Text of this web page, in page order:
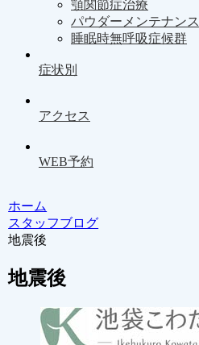
顎関節症治療
パウダーメンテナンス
睡眠時無呼吸症候群
症状別
アクセス
WEB予約
ホーム
スタッフブログ
地震後
地震後